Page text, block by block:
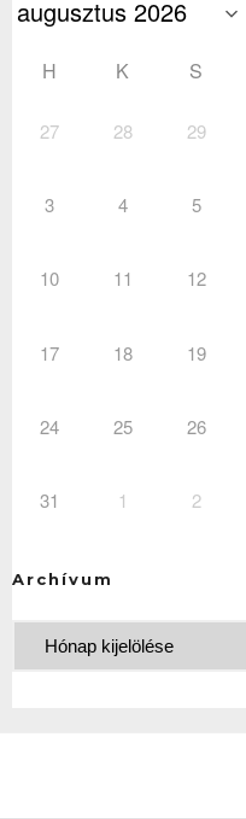
H K S
27 28 29
3 4 5
10 11 12
17 18 19
24 25 26
31 1 2
Archívum